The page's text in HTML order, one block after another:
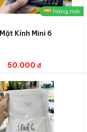
Hàng mới
Mặt Kính Mini 6
50.000